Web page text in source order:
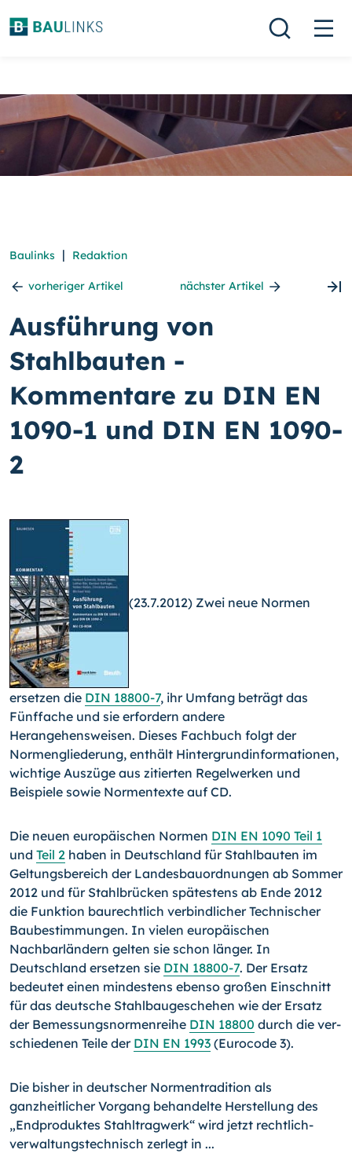
Baulinks | Redaktion
vorheriger Artikel nächster Artikel
Ausführung von
Stahlbauten -
Kommentare zu DIN EN
1090-1 und DIN EN 1090-
2
(23.7.2012) Zwei neue Normen
ersetzen die DIN 18800-7, ihr Umfang beträgt das
Fünffache und sie erfordern andere
Herangehensweisen. Dieses Fachbuch folgt der
Normenglie­derung, enthält Hintergrundinformationen,
wichtige Auszüge aus zitierten Regelwerken und
Beispiele sowie Normentexte auf CD.
Die neuen europäischen Normen DIN EN 1090 Teil 1
und Teil 2 haben in Deutschland für Stahlbauten im
Geltungsbereich der Landesbauordnungen ab Sommer
2012 und für Stahlbrücken spätestens ab Ende 2012
die Funktion baurechtlich verbind­licher Technischer
Baubestimmungen. In vielen europäischen
Nachbarländern gelten sie schon länger. In
Deutschland ersetzen sie DIN 18800-7. Der Ersatz
bedeutet einen mindestens ebenso großen Einschnitt
für das deutsche Stahl­baugeschehen wie der Ersatz
der Bemessungsnormenreihe DIN 18800 durch die ver­
schiedenen Teile der DIN EN 1993 (Eurocode 3).
Die bisher in deutscher Normentradition als
ganzheitlicher Vorgang behandelte Her­stellung des
„Endproduktes Stahltragwerk“ wird jetzt rechtlich-
verwaltungstechnisch zerlegt in ...